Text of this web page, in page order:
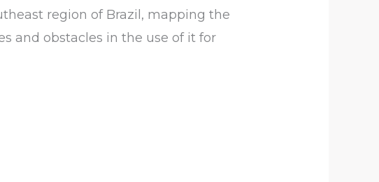
region of Brazil, mapping the
and obstacles in the use of it for